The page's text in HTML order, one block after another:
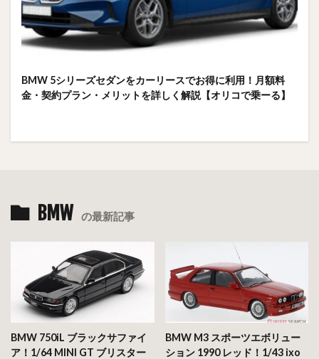
BMW 5シリーズセダンをカーリースでお得に利用！月額料
金・契約プラン・メリットを詳しく解説【オリコで乗ーる】
BMW の最新記事
BMW 750iL ブラックサファイ
ア！1/64 MINI GT ブリスター
BMW M3 スポーツエボリュー
ション 1990 レッド！1/43 ixo